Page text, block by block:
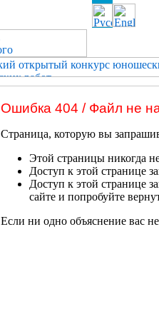
Ошибка 404 / Файл не
Страница, которую вы
Этой страницы никогда
Доступ к этой странице
Доступ к этой странице
сайте и попробуйте
Если ни одно объяснение вас